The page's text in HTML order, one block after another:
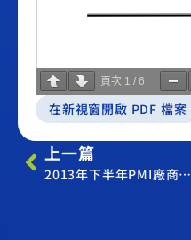
頁次 1 / 6
在新視窗開啟 PDF 檔案
上一篇
2013年下半年PMI廠商營運展望調查發布記者會新聞稿